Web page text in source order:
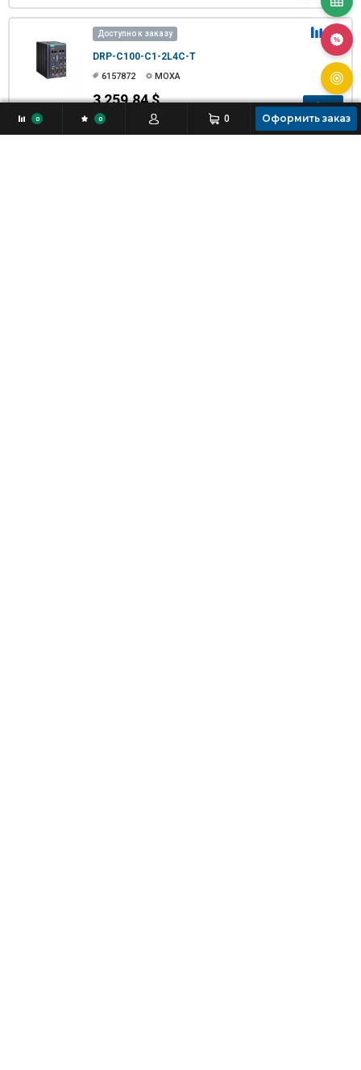
Доступно к заказу
DRP-C100-C1-2L4C-T
6157872 MOXA
3 259.84 $
265 376.08 ₽
0 0 0 Оформить заказ